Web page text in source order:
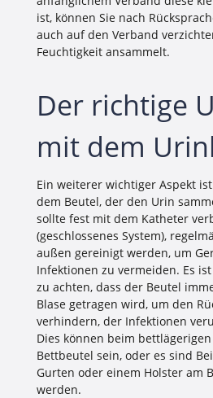
ist, können Sie nach
auch auf den Verband
Feuchtigkeit ansammelt.
Der richtige
mit dem
Ein weiterer wichtiger Aspekt
dem Beutel, der den Urin
sollte fest mit dem Katheter
(geschlossenes System),
außen gereinigt werden, um
Infektionen zu vermeiden. Es
zu achten, dass der Beutel
Blase getragen wird, um den
verhindern, der Infektionen
Dies können beim
Bettbeutel sein, oder es sind
Gurten oder einem Holster am
werden.